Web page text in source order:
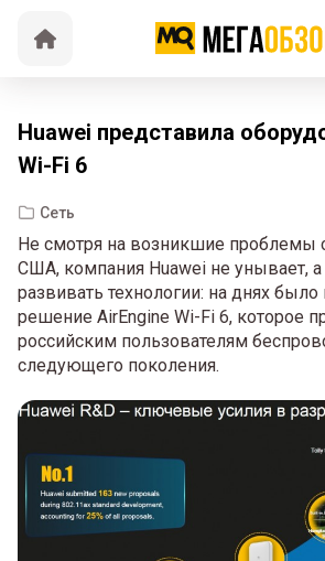
Huawei представила
Wi-Fi 6
Сеть
Не смотря на возникшие проблемы
США, компания Huawei не унывает,
развивать технологии: на днях было
решение AirEngine Wi-Fi 6, которое
российским пользователям
следующего поколения.